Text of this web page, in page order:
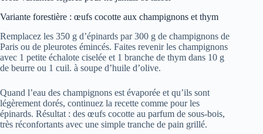
Variante forestière : œufs cocotte aux champignons et thym
Remplacez les 350 g d’épinards par 300 g de champignons de
Paris ou de pleurotes émincés. Faites revenir les champignons
avec 1 petite échalote ciselée et 1 branche de thym dans 10 g
de beurre ou 1 cuil. à soupe d’huile d’olive.
Quand l’eau des champignons est évaporée et qu’ils sont
légèrement dorés, continuez la recette comme pour les
épinards. Résultat : des œufs cocotte au parfum de sous-bois,
très réconfortants avec une simple tranche de pain grillé.